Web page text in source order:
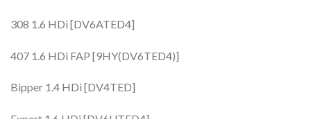
308 1.6 HDi [DV6ATED4]
407 1.6 HDi FAP [9HY(DV6TED4)]
Bipper 1.4 HDi [DV4TED]